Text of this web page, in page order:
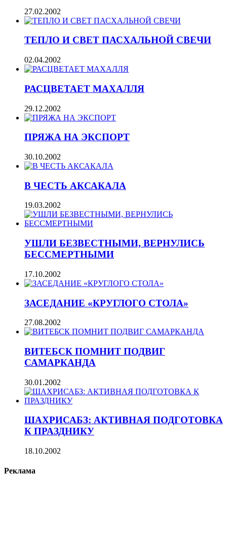
27.02.2002
ТЕПЛО И СВЕТ ПАСХАЛЬНОЙ СВЕЧИ
02.04.2002
РАСЦВЕТАЕТ МАХАЛЛЯ
29.12.2002
ПРЯЖА НА ЭКСПОРТ
30.10.2002
В ЧЕСТЬ АКСАКАЛА
19.03.2002
УШЛИ БЕЗВЕСТНЫМИ, ВЕРНУЛИСЬ
БЕССМЕРТНЫМИ
17.10.2002
ЗАСЕДАНИЕ «КРУГЛОГО СТОЛА»
27.08.2002
ВИТЕБСК ПОМНИТ ПОДВИГ
САМАРКАНДА
30.01.2002
ШАХРИСАБЗ: АКТИВНАЯ ПОДГОТОВКА
К ПРАЗДНИКУ
18.10.2002
Реклама